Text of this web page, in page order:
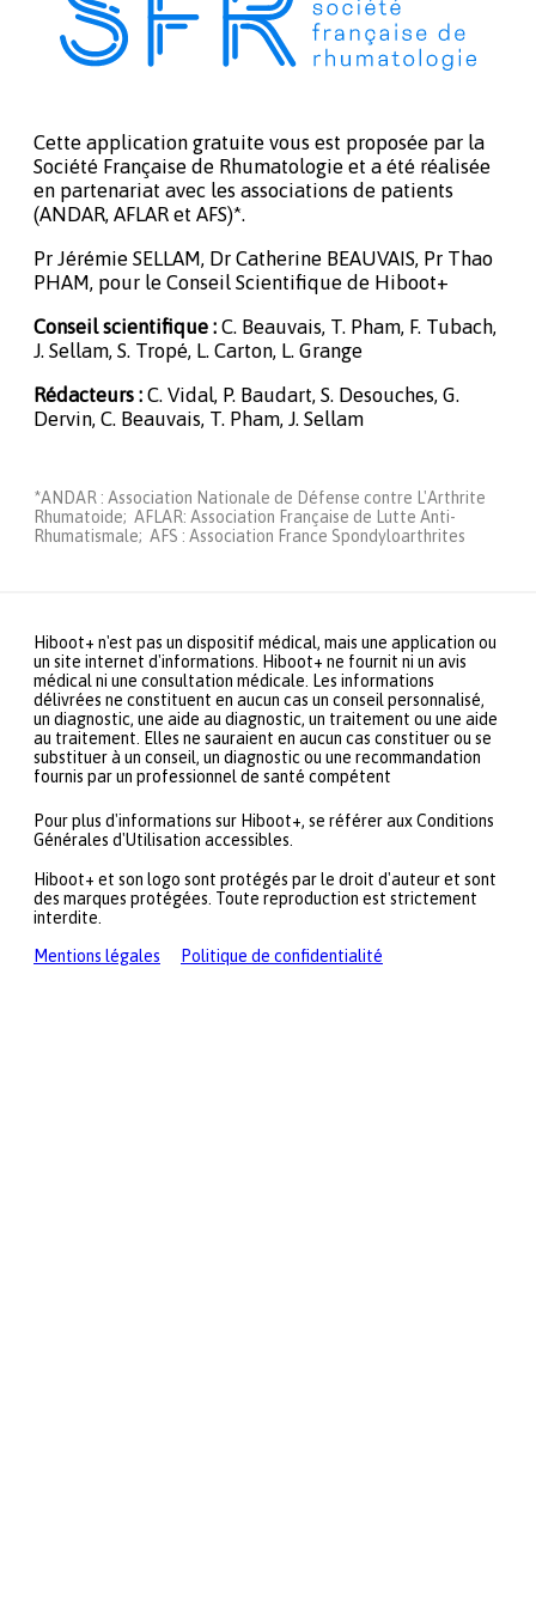
Cette application gratuite vous est proposée par la
Société Française de Rhumatologie et a été réalisée
en partenariat avec les associations de patients
(ANDAR, AFLAR et AFS)*.
Pr Jérémie SELLAM, Dr Catherine BEAUVAIS, Pr Thao
PHAM, pour le Conseil Scientifique de Hiboot+
Conseil scientifique : C. Beauvais, T. Pham, F. Tubach,
J. Sellam, S. Tropé, L. Carton, L. Grange
Rédacteurs : C. Vidal, P. Baudart, S. Desouches, G.
Dervin, C. Beauvais, T. Pham, J. Sellam
*ANDAR : Association Nationale de Défense contre L'Arthrite
Rhumatoide; AFLAR: Association Française de Lutte Anti-
Rhumatismale; AFS : Association France Spondyloarthrites
Hiboot+ n'est pas un dispositif médical, mais une application ou
un site internet d'informations. Hiboot+ ne fournit ni un avis
médical ni une consultation médicale. Les informations
délivrées ne constituent en aucun cas un conseil personnalisé,
un diagnostic, une aide au diagnostic, un traitement ou une aide
au traitement. Elles ne sauraient en aucun cas constituer ou se
substituer à un conseil, un diagnostic ou une recommandation
fournis par un professionnel de santé compétent
Pour plus d'informations sur Hiboot+, se référer aux Conditions
Générales d'Utilisation accessibles.
Hiboot+ et son logo sont protégés par le droit d'auteur et sont
des marques protégées. Toute reproduction est strictement
interdite.
Mentions légales
Politique de confidentialité